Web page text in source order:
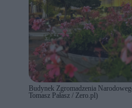
Budynek Zgromadzenia
Tomasz Pałasz / Zero.pl)